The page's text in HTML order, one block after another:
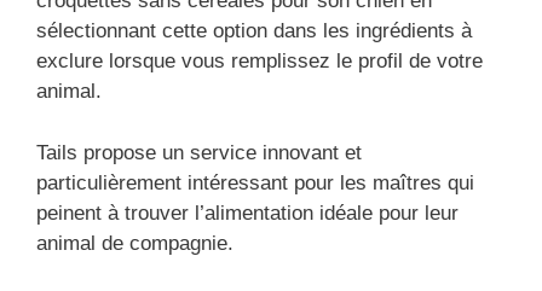
sélectionnant cette option dans les ingrédients à
exclure lorsque vous remplissez le profil de votre
animal.
Tails propose un service innovant et
particulièrement intéressant pour les maîtres qui
peinent à trouver l’alimentation idéale pour leur
animal de compagnie.